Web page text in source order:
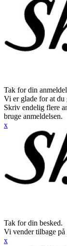
Tak for din
Vi er glade for at du
Skriv endelig flere
bruge anmeldelsen.
x
Tak for din besked.
Vi vender tilbage på
x